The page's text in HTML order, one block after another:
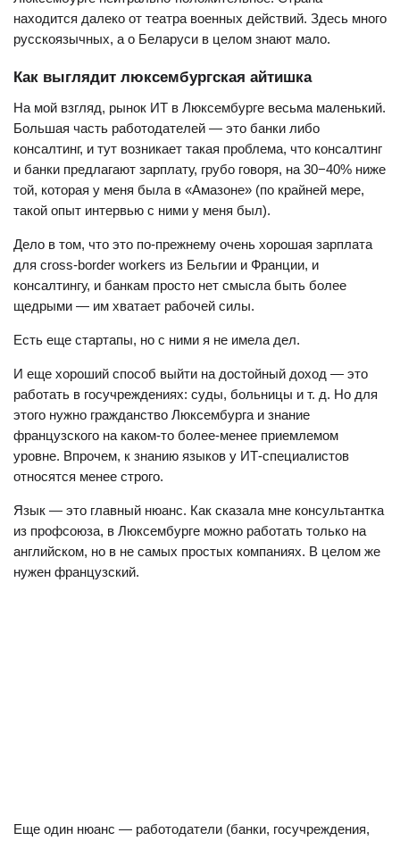
находится далеко от театра военных действий. Здесь много
русскоязычных, а о Беларуси в целом знают мало.
Как выглядит люксембургская айтишка
На мой взгляд, рынок ИТ в Люксембурге весьма маленький.
Большая часть работодателей — это банки либо
консалтинг, и тут возникает такая проблема, что консалтинг
и банки предлагают зарплату, грубо говоря, на 30−40% ниже
той, которая у меня была в «Амазоне» (по крайней мере,
такой опыт интервью с ними у меня был).
Дело в том, что это по-прежнему очень хорошая зарплата
для cross-border workers из Бельгии и Франции, и
консалтингу, и банкам просто нет смысла быть более
щедрыми — им хватает рабочей силы.
Есть еще стартапы, но с ними я не имела дел.
И еще хороший способ выйти на достойный доход — это
работать в госучреждениях: суды, больницы и т. д. Но для
этого нужно гражданство Люксембурга и знание
французского на каком-то более-менее приемлемом
уровне. Впрочем, к знанию языков у ИТ-специалистов
относятся менее строго.
Язык — это главный нюанс. Как сказала мне консультантка
из профсоюза, в Люксембурге можно работать только на
английском, но в не самых простых компаниях. В целом же
нужен французский.
Еще один нюанс — работодатели (банки, госучреждения,